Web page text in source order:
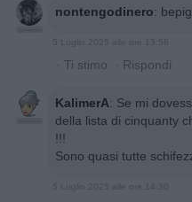
nontengodinero:
5 Luglio 2025 alle ore 13:58
· Ti stimo · Rispondi
KalimerA: Se mi
della lista di cinquanty
!!!
Sono quasi tutte
5 Luglio 2025 alle ore 14:30